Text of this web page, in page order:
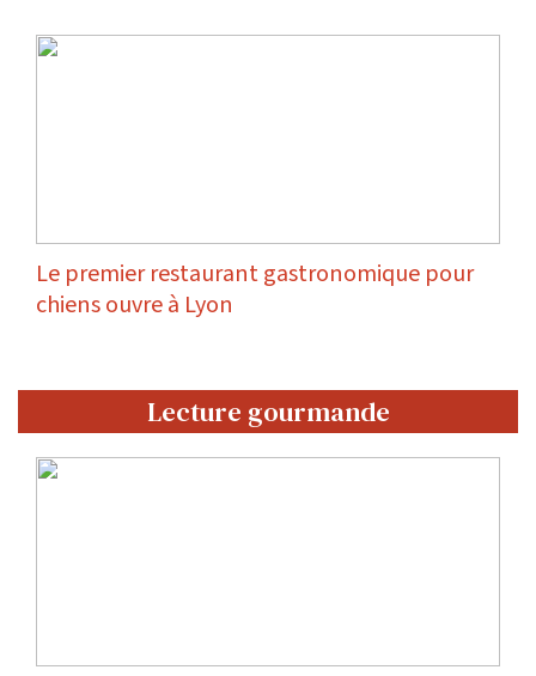
Le premier restaurant gastronomique pour
chiens ouvre à Lyon
Lecture gourmande